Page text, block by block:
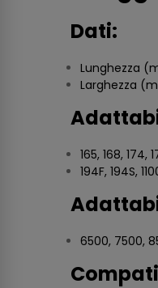
Dati:
Lunghezza
Larghezza
165, 168, 174,
194F, 194S,
6500, 7500,